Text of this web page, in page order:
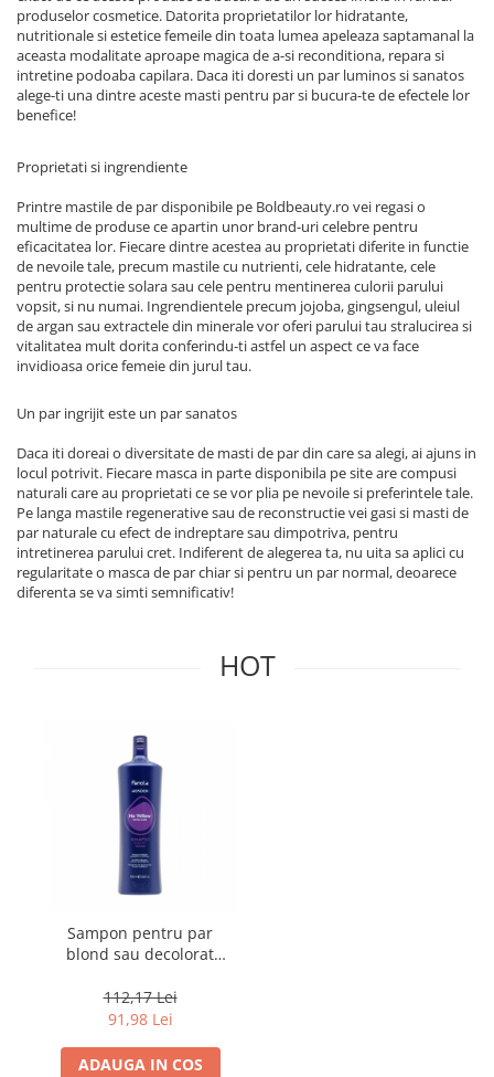
produselor cosmetice. Datorita proprietatilor lor hidratante,
nutritionale si estetice femeile din toata lumea apeleaza saptamanal la
aceasta modalitate aproape magica de a-si reconditiona, repara si
intretine podoaba capilara. Daca iti doresti un par luminos si sanatos
alege-ti una dintre aceste masti pentru par si bucura-te de efectele lor
benefice!
Proprietati si ingrendiente
Printre mastile de par disponibile pe Boldbeauty.ro vei regasi o
multime de produse ce apartin unor brand-uri celebre pentru
eficacitatea lor. Fiecare dintre acestea au proprietati diferite in functie
de nevoile tale, precum mastile cu nutrienti, cele hidratante, cele
pentru protectie solara sau cele pentru mentinerea culorii parului
vopsit, si nu numai. Ingrendientele precum jojoba, gingsengul, uleiul
de argan sau extractele din minerale vor oferi parului tau stralucirea si
vitalitatea mult dorita conferindu-ti astfel un aspect ce va face
invidioasa orice femeie din jurul tau.
Un par ingrijit este un par sanatos
Daca iti doreai o diversitate de masti de par din care sa alegi, ai ajuns in
locul potrivit. Fiecare masca in parte disponibila pe site are compusi
naturali care au proprietati ce se vor plia pe nevoile si preferintele tale.
Pe langa mastile regenerative sau de reconstructie vei gasi si masti de
par naturale cu efect de indreptare sau dimpotriva, pentru
intretinerea parului cret. Indiferent de alegerea ta, nu uita sa aplici cu
regularitate o masca de par chiar si pentru un par normal, deoarece
diferenta se va simti semnificativ!
HOT
Sampon pentru par
blond sau decolorat
Yellow, 1000 ml
112,17 Lei
91,98 Lei
ADAUGA IN COS